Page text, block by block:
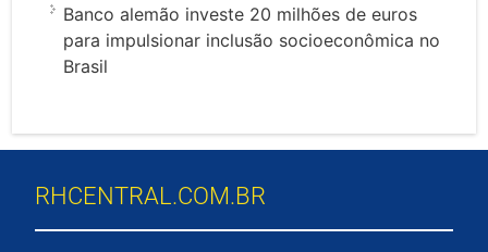
Banco alemão investe 20 milhões de euros
para impulsionar inclusão socioeconômica no
Brasil
RHCENTRAL.COM.BR